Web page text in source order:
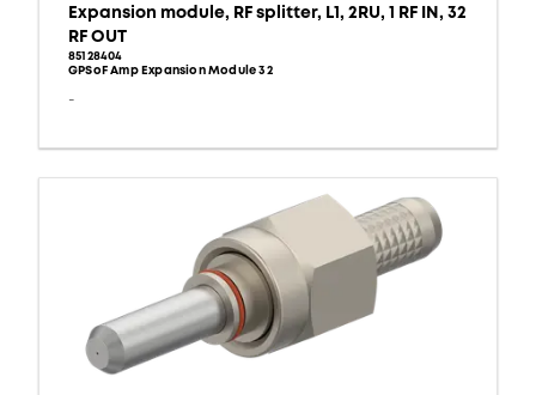
Expansion module, RF splitter, L1, 2RU, 1 RF IN, 32
RF OUT
85128404
GPSoF Amp Expansion Module 32
-